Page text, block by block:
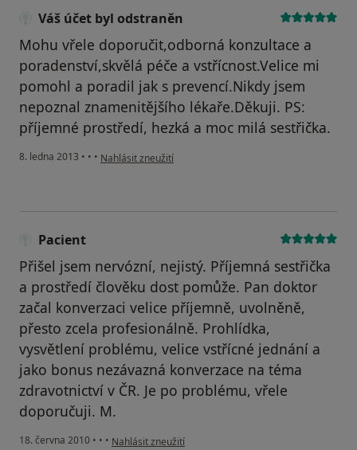
Váš účet byl odstraněn
Mohu vřele doporučit,odborná konzultace a
poradenství,skvělá péče a vstřícnost.Velice mi
pomohl a poradil jak s prevencí.Nikdy jsem
nepoznal znamenitějšího lékaře.Děkuji. PS:
příjemné prostředí, hezká a moc milá sestřička.
8. ledna 2013 • • • podle názoru uživatele Váš účet byl odstraněn
Nahlásit zneužití
Pacient
Přišel jsem nervózní, nejistý. Příjemná sestřička
a prostředí člověku dost pomůže. Pan doktor
začal konverzaci velice příjemně, uvolněně,
přesto zcela profesionálně. Prohlídka,
vysvětlení problému, velice vstřícné jednání a
jako bonus nezávazná konverzace na téma
zdravotnictví v ČR. Je po problému, vřele
doporučuji. M.
18. června 2010 • • • podle názoru uživatele Pacient
Nahlásit zneužití